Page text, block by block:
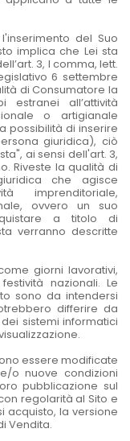
del Suo
implica che Lei sta
3, I comma, lett.
6 settembre
di Consumatore la
all’attività
o artigianale
possibilità di inserire
giuridica), ciò
ai sensi dell'art. 3,
Riveste la qualità di
che agisce
imprenditoriale,
ovvero un suo
a titolo di
verranno descritte
giorni lavorativi,
nazionali. Le
sono da intendersi
differire da
sistemi informatici
essere modificate
o nuove condizioni
pubblicazione sul
regolarità al Sito e
acquisto, la versione
Vendita.